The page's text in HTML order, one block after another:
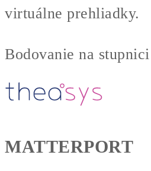
virtuálne prehliadky.
Bodovanie na
MATTERPORT